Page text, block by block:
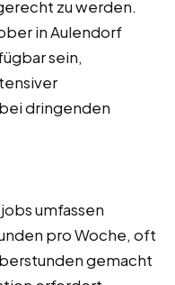
zu werden.
in Aulendorf
sein,
dringenden
umfassen
pro Woche, oft
gemacht